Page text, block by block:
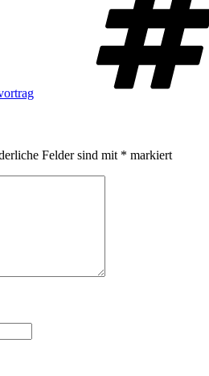
Felder sind mit * markiert